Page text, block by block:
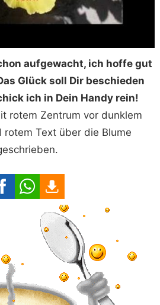
aufgewacht, ich hoffe gut
Glück soll Dir beschieden
ich in Dein Handy rein!
rotem Zentrum vor dunklem
rotem Text über die Blume